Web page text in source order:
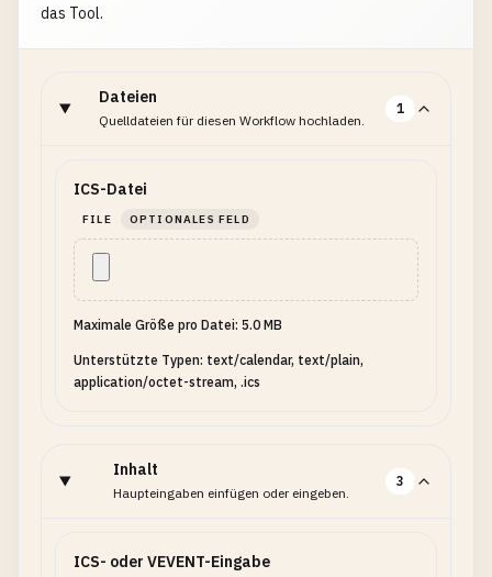
das Tool.
Dateien
Quelldateien für diesen Workflow hochladen.
1
ICS-Datei
FILE OPTIONALES FELD
Maximale Größe pro Datei: 5.0 MB
Unterstützte Typen: text/calendar, text/plain,
application/octet-stream, .ics
Inhalt
Haupteingaben einfügen oder eingeben.
3
ICS- oder VEVENT-Eingabe